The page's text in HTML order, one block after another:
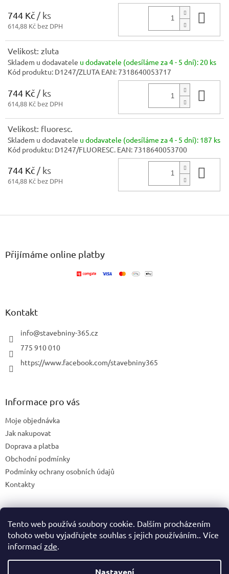
Tento web používá soubory cookie. Dalším procházením
tohoto webu vyjadřujete souhlas s jejich používáním.. Více
informací zde.
Nastavení
744 Kč / ks
614,88 Kč bez DPH
Velikost: zluta
Skladem u dodavatele u dodavatele (odesíláme za 4 - 5 dní): 20 ks
Kód produktu: D1247/ZLUTA EAN:7318640053717
744 Kč / ks
614,88 Kč bez DPH
Velikost: fluoresc.
Skladem u dodavatele u dodavatele (odesíláme za 4 - 5 dní): 187 ks
Kód produktu: D1247/FLUORESC. EAN:7318640053700
744 Kč / ks
614,88 Kč bez DPH
Z
Přijímáme online platby
Kontakt
info@stavebniny-365.cz
775 910 010
https://www.facebook.com/stavebniny365
Informace pro vás
Moje objednávka
Jak nakupovat
Doprava a platba
Obchodní podmínky
Podmínky ochrany osobních údajů
Kontakty
Blog